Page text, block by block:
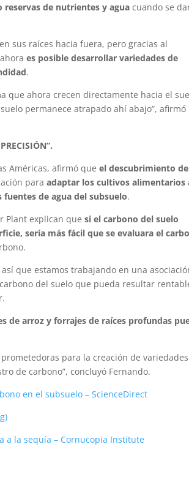
de nutrientes y agua cuando se
sus raíces hacia fuera, pero gracias al
ahoraes posible desarrollar variedades de
.
que ahora crecen directamente hacia el
permanece atrapado ahí abajo”, afirmó
Américas, afirmó queel descubrimiento de
paraadaptar los cultivos alimentarios
de agua del subsuelo.
Plant explican quesi el carbono del suelo
sería más fácil que se evaluara el
así que estamos trabajando en una
del suelo que pueda resultar
de arroz y forrajes de raíces profundas
para la creación de
de carbono”, concluyó Fernando.
en el subsuelo – ScienceDirect
a la sequía – Cornucopia Institute